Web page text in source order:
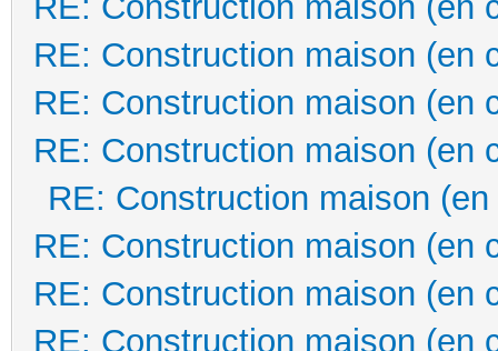
RE: Construction maison (en
RE: Construction maison (en
RE: Construction maison (en
RE: Construction maison
RE: Construction maison (en
RE: Construction maison (en
RE: Construction maison (en